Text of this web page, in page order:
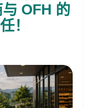
OFH 的
！